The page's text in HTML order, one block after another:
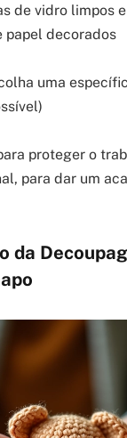
de vidro limpos
papel decorados
uma
proteger o
para dar um
da